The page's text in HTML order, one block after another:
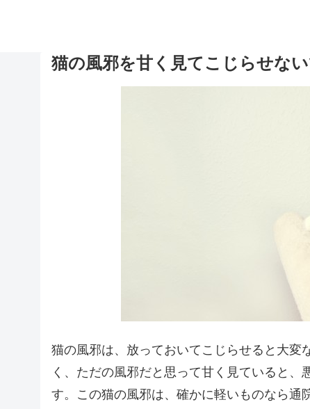
猫の風邪を甘く見てこじらせな
猫の風邪は、放っておいてこじらせると大変
く、ただの風邪だと思って甘く見ていると
す。この猫の風邪は、確かに軽いものなら通